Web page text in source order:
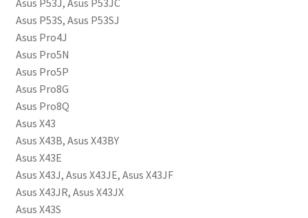
Asus P53S, Asus P53SJ
Asus Pro4J
Asus Pro5N
Asus Pro5P
Asus Pro8G
Asus Pro8Q
Asus X43
Asus X43B, Asus X43BY
Asus X43E
Asus X43J, Asus X43JE, Asus X43JF
Asus X43JR, Asus X43JX
Asus X43S